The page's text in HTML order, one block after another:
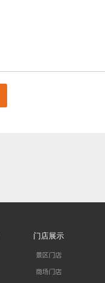
门店展示
景区门店
商场门店